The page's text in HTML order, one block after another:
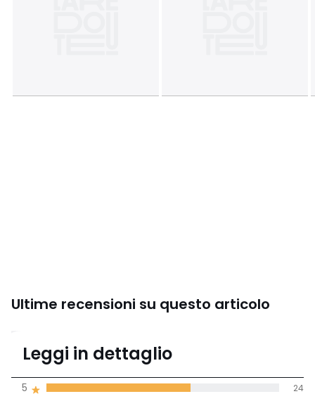
Ultime recensioni su questo articolo
4.3
di media tenendo
conto di tutti i
Leggi in dettaglio
5 24